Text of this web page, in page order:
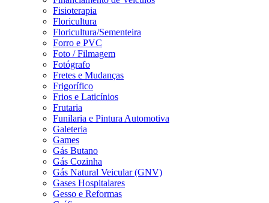
Fisioterapia
Floricultura
Floricultura/Sementeira
Forro e PVC
Foto / Filmagem
Fotógrafo
Fretes e Mudanças
Frigorífico
Frios e Laticínios
Frutaria
Funilaria e Pintura Automotiva
Galeteria
Games
Gás Butano
Gás Cozinha
Gás Natural Veicular (GNV)
Gases Hospitalares
Gesso e Reformas